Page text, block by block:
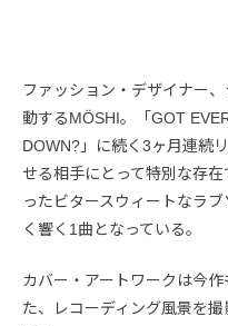
ファッション・デザイナー
動するMÖSHI。「GOT
DOWN?」に続く3ヶ月連続
せる相手にとって特別な存
ったビタースウィートなラ
く響く1曲となっている。
カバー・アートワークは今
た、レコーディング風景を